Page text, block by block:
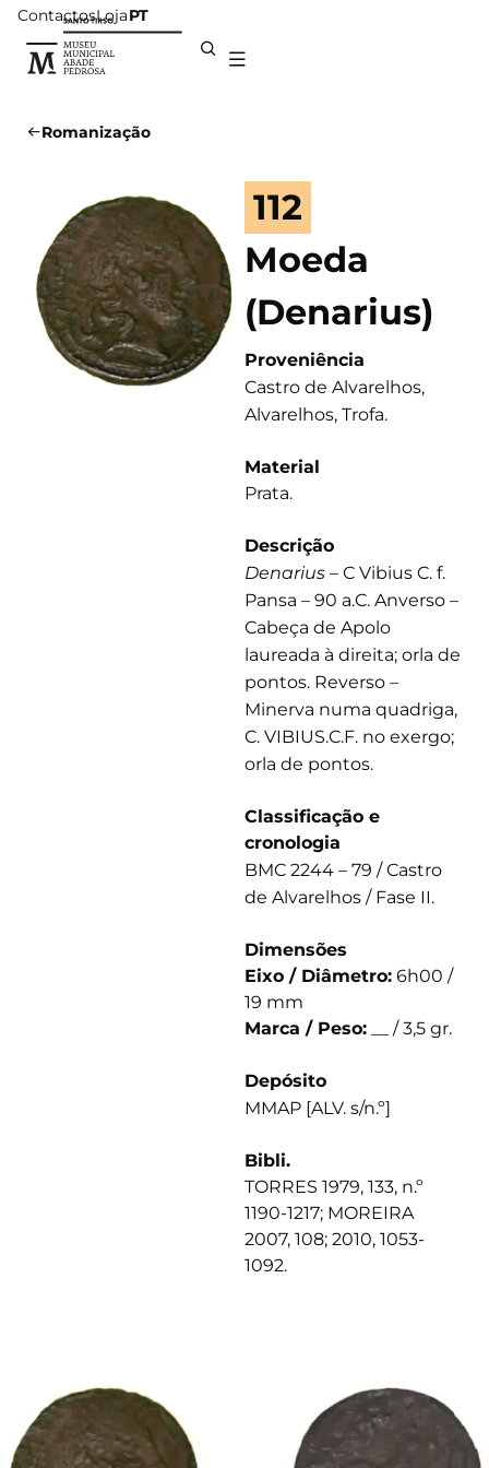
ContactosLojaPT
Romanização
112
Moeda
(Denarius)
Proveniência
Castro de Alvarelhos,
Alvarelhos, Trofa.
Material
Prata.
Descrição
Denarius – C Vibius C. f.
Pansa – 90 a.C. Anverso –
Cabeça de Apolo
laureada à direita; orla de
pontos. Reverso –
Minerva numa quadriga,
C. VIBIUS.C.F. no exergo;
orla de pontos.
Classificação e
cronologia
BMC 2244 – 79 / Castro
de Alvarelhos / Fase II.
Dimensões
Eixo / Diâmetro: 6h00 /
19 mm
Marca / Peso: __ / 3,5 gr.
Depósito
MMAP [ALV. s/n.º]
Bibli.
TORRES 1979, 133, n.º
1190-1217; MOREIRA
2007, 108; 2010, 1053-
1092.